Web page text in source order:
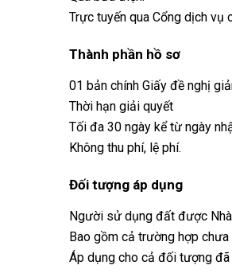
Trực tuyến qua Cổng dịch
Thành phần hồ sơ
01 bản chính Giấy đề nghị
Thời hạn giải quyết
Tối đa 30 ngày kể từ ngày
Không thu phí, lệ phí.
Đối tượng áp dụng
Người sử dụng đất được
Bao gồm cả trường hợp
Áp dụng cho cả đối tượng